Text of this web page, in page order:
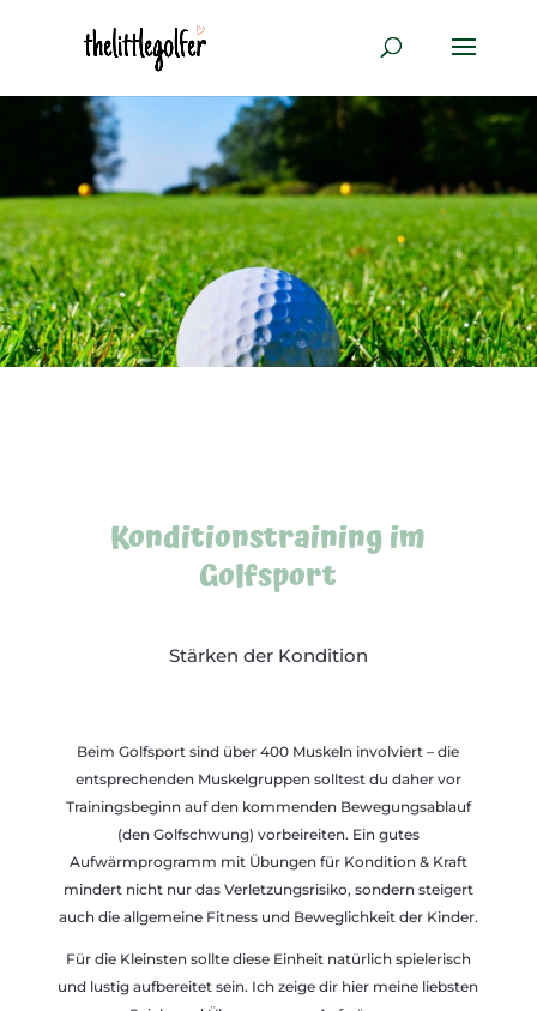
Konditionstraining im
Golfsport
Stärken der Kondition
Beim Golfsport sind über 400 Muskeln involviert – die
entsprechenden Muskelgruppen solltest du daher vor
Trainingsbeginn auf den kommenden Bewegungsablauf
(den Golfschwung) vorbeireiten. Ein gutes
Aufwärmprogramm mit Übungen für Kondition & Kraft
mindert nicht nur das Verletzungsrisiko, sondern steigert
auch die allgemeine Fitness und Beweglichkeit der Kinder.
Für die Kleinsten sollte diese Einheit natürlich spielerisch
und lustig aufbereitet sein. Ich zeige dir hier meine liebsten